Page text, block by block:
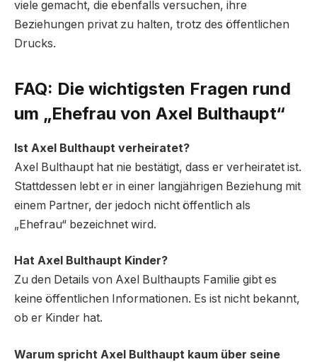
viele gemacht, die ebenfalls versuchen, ihre
Beziehungen privat zu halten, trotz des öffentlichen
Drucks.
FAQ: Die wichtigsten Fragen rund
um „Ehefrau von Axel Bulthaupt“
Ist Axel Bulthaupt verheiratet?
Axel Bulthaupt hat nie bestätigt, dass er verheiratet ist.
Stattdessen lebt er in einer langjährigen Beziehung mit
einem Partner, der jedoch nicht öffentlich als
„Ehefrau“ bezeichnet wird.
Hat Axel Bulthaupt Kinder?
Zu den Details von Axel Bulthaupts Familie gibt es
keine öffentlichen Informationen. Es ist nicht bekannt,
ob er Kinder hat.
Warum spricht Axel Bulthaupt kaum über seine